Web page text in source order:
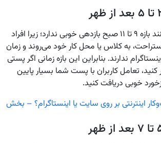
این بازه زمانی نیز مانند بازه ۹ تا ۱۱ صبح بازدهی خوبی ندارد؛ زیرا افراد
به کلاس یا محل کار خود می‌روند و زمان
ندارند. بنابراین این بازه زمانی اگر پستی
کنید، تعامل کاربران با پست شما بسیار پایین
خوبی دریافت کنید.
اینترنتی بر روی سایت یا اینستاگرام؟ – بخش